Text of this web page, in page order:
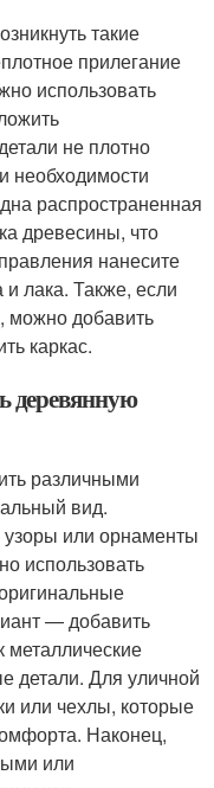
такие
прилегание
использовать
не плотно
необходимости
распространенная
древесины, что
нанесите
лака. Также, если
можно добавить
каркас.
деревянную
различными
вид.
или орнаменты
использовать
— добавить
металлические
детали. Для уличной
или чехлы, которые
Наконец,
или